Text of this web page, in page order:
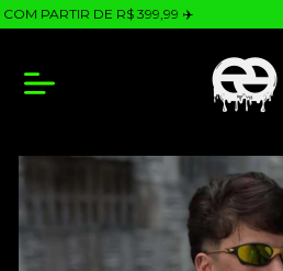
PARTIR DE R$ 399,99 ✈️